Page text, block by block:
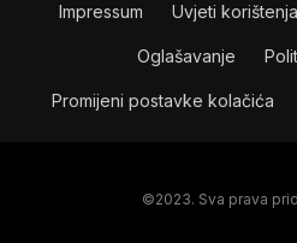
Impressum Uvjeti korištenja
Oglašavanje
Promijeni postavke kolačića
©2023. Sva prava